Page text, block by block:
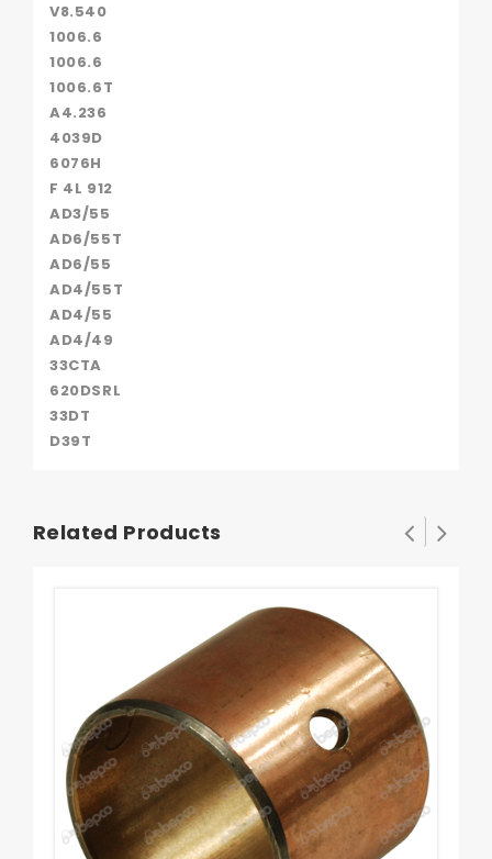
V8.540
1006.6
1006.6
1006.6T
A4.236
4039D
6076H
F 4L 912
AD3/55
AD6/55T
AD6/55
AD4/55T
AD4/55
AD4/49
33CTA
620DSRL
33DT
D39T
Related Products